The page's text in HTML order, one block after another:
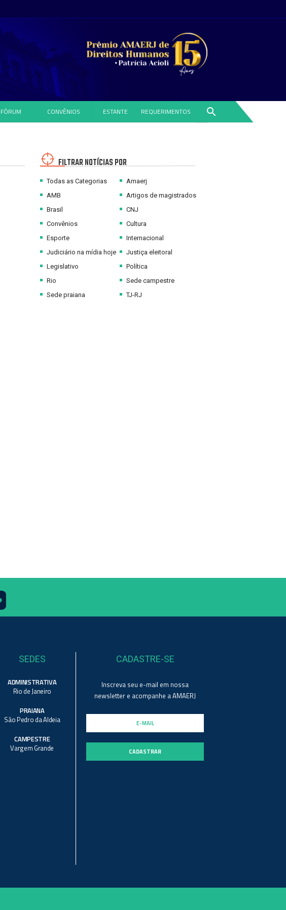
FÓRUM CONVÊNIOS ESTANTE REQUERIMENTOS search
FILTRAR NOTÍCIAS POR
Todas as Categorias
AMB
Brasil
Convênios
Esporte
Judiciário na mídia hoje
Legislativo
Rio
Sede praiana
Amaerj
Artigos de magistrados
CNJ
Cultura
Internacional
Justiça eleitoral
Política
Sede campestre
TJ-RJ
SEDES
ADMINISTRATIVA
Rio de Janeiro
PRAIANA
São Pedro da Aldeia
CAMPESTRE
Vargem Grande
CADASTRE-SE
Inscreva seu e-mail em nossa
newsletter e acompanhe a AMAERJ